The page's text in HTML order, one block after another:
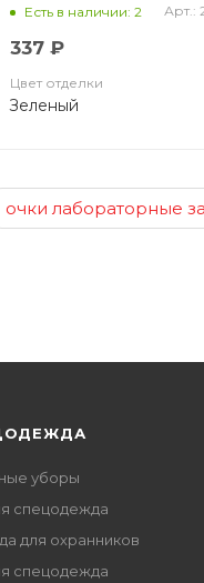
неагрессивными
PANORAMA (PL)
Есть в наличии: 2 Арт.:
337 ₽
Цвет отделки
Зеленый
очки лабораторные
уборы
спецодежда
для охранников
спецодежда